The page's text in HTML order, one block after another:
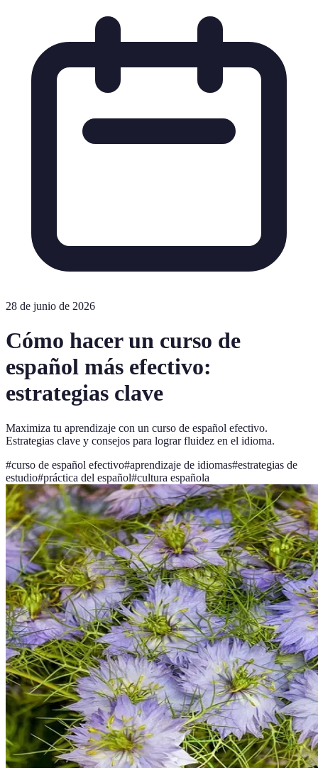
28 de junio de 2026
Cómo hacer un curso de
español más efectivo:
estrategias clave
Maximiza tu aprendizaje con un curso de español efectivo.
Estrategias clave y consejos para lograr fluidez en el idioma.
#curso de español efectivo#aprendizaje de idiomas#estrategias de
estudio#práctica del español#cultura española